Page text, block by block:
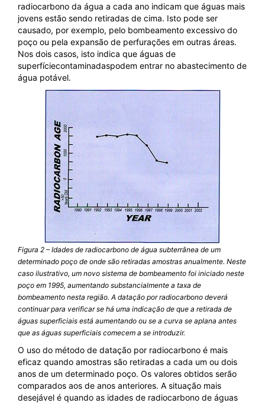
radiocarbono da água a cada ano indicam que águas mais
jovens estão sendo retiradas de cima. Isto pode ser
causado, por exemplo, pelo bombeamento excessivo do
poço ou pela expansão de perfurações em outras áreas.
Nos dois casos, isto indica que águas de
superfíciecontaminadaspodem entrar no abastecimento de
água potável.
Figura 2 – Idades de radiocarbono de água subterrânea de um
determinado poço de onde são retiradas amostras anualmente. Neste
caso ilustrativo, um novo sistema de bombeamento foi iniciado neste
poço em 1995, aumentando substancialmente a taxa de
bombeamento nesta região. A datação por radiocarbono deverá
continuar para verificar se há uma indicação de que a retirada de
águas superficiais está aumentando ou se a curva se aplana antes
que as águas superficiais comecem a se introduzir.
O uso do método de datação por radiocarbono é mais
eficaz quando amostras são retiradas a cada um ou dois
anos de um determinado poço. Os valores obtidos serão
comparados aos de anos anteriores. A situação mais
desejável é quando as idades de radiocarbono de águas